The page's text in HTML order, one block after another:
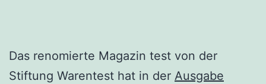
Das renomierte Magazin test von der
Stiftung Warentest hat in der Ausgabe